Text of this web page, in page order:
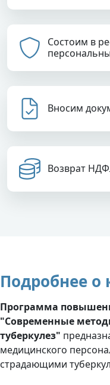
Состоим в
Вносим
Возврат
Подробнее о
Программа
"Современные
туберкулез"
медицинского
страдающими